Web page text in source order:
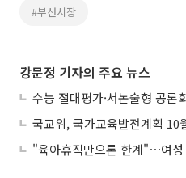
#부산시장
강문정 기자의 주요 뉴스